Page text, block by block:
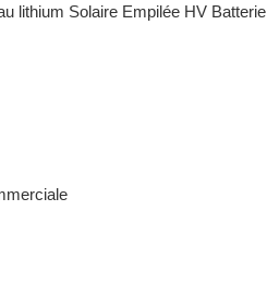
lithium Solaire Empilée HV Batterie